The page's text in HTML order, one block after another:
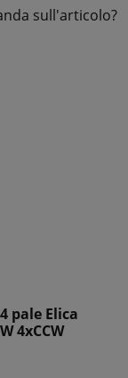
sull'articolo?
pale Elica
4xCCW